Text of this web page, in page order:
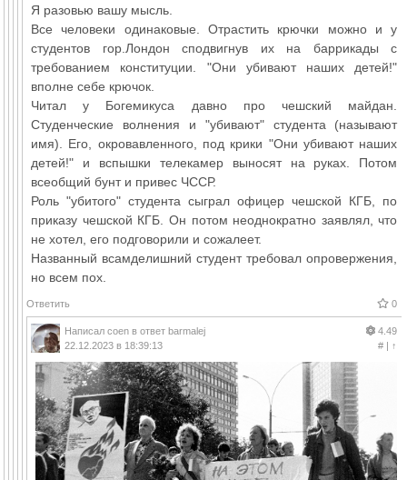
Я разовью вашу мысль.
Все человеки одинаковые. Отрастить крючки можно и у
студентов гор.Лондон сподвигнув их на баррикады с
требованием конституции. "Они убивают наших детей!"
вполне себе крючок.
Читал у Богемикуса давно про чешский майдан.
Студенческие волнения и "убивают" студента (называют
имя). Его, окровавленного, под крики "Они убивают наших
детей!" и вспышки телекамер выносят на руках. Потом
всеобщий бунт и привес ЧССР.
Роль "убитого" студента сыграл офицер чешской КГБ, по
приказу чешской КГБ. Он потом неоднократно заявлял, что
не хотел, его подговорили и сожалеет.
Названный всамделишний студент требовал опровержения,
но всем пох.
Ответить 0
Написал coen в ответ barmalej
22.12.2023 в 18:39:13
4.49
#| ↑